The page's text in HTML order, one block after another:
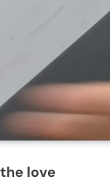
love